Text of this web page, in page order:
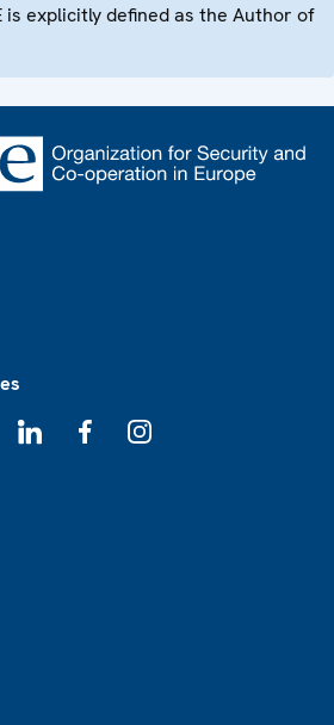
is explicitly defined as the Author of